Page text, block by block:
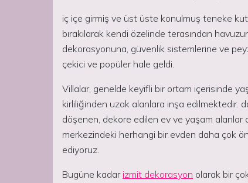
iç içe girmiş ve üst üste konulmuş teneke
bırakılarak kendi özelinde terasından
dekorasyonuna, güvenlik sistemlerine ve
çekici ve popüler hale geldi.
Villalar, genelde keyifli bir ortam içerisinde
kirliliğinden uzak alanlara inşa edilmektedir.
döşenen, dekore edilen ev ve yaşam alanlar
merkezindeki herhangi bir evden daha çok
ediyoruz.
Bugüne kadar izmit dekorasyon olarak bir